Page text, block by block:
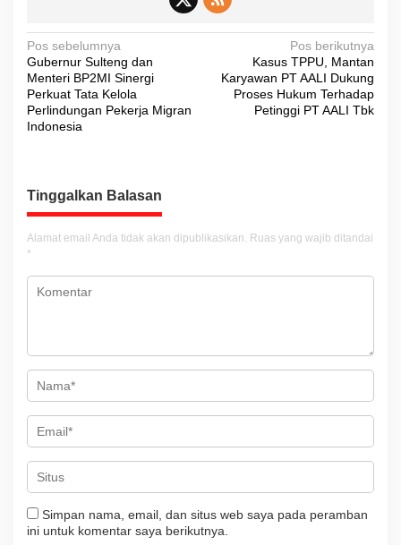
N
a
v
i
s
i
p
o
s
Pos sebelumnya
Gubernur Sulteng dan
Menteri BP2MI Sinergi
Perkuat Tata Kelola
Perlindungan Pekerja Migran
Indonesia
Pos berikutnya
Kasus TPPU, Mantan
Karyawan PT AALI Dukung
Proses Hukum Terhadap
Petinggi PT AALI Tbk
Tinggalkan Balasan
Alamat email Anda tidak akan dipublikasikan. Ruas yang wajib ditandai
*
Simpan nama, email, dan situs web saya pada peramban
ini untuk komentar saya berikutnya.